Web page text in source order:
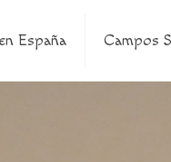
España Campos